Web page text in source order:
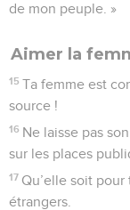
de mon peuple. »
Aimer la
15 Ta femme est
source !
16 Ne laisse pas
sur les places
17 Qu’elle soit
étrangers.